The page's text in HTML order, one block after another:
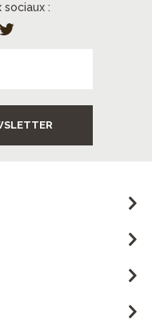
sociaux :